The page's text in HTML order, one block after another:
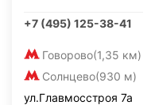
+7 (495) 125-38-41
Говорово(1,35 км)
Солнцево(930 м)
ул.Главмосстроя 7а